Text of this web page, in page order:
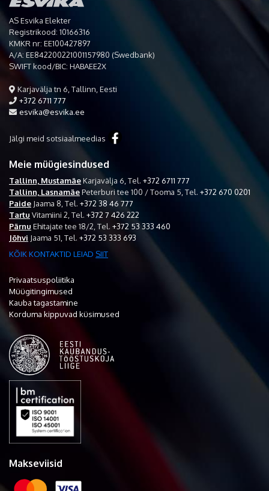
AS Esvika Elekter
Registrikood: 10166316
KMKR nr: EE100427897
A/A: EE842200221001157980 (Swedbank)
SWIFT kood/BIC: HABAEE2X
Karjavälja tn 6, Tallinn, Eesti
+372 6711 777
esvika@esvika.ee
Jälgi meid sotsiaalmeedias
Meie müügiesindused
Tallinn, MustamäeKarjavälja 6, Tel. +372 6711 777
Tallinn, LasnamäePeterburi tee 100 / Tooma 5, Tel. +372 670 0201
Paide Jaama 8, Tel. +372 38 46 777
Tartu Vitamiini 2, Tel. +372 7 426 222
Pärnu Ehitajate tee 18/2, Tel. +372 53 333 460
Jõhvi Jaama 51, Tel. +372 53 333 693
KÕIK KONTAKTID LEIAD SIIT
Privaatsuspoliitika
Müügitingimused
Kauba tagastamine
Korduma kippuvad küsimused
Makseviisid